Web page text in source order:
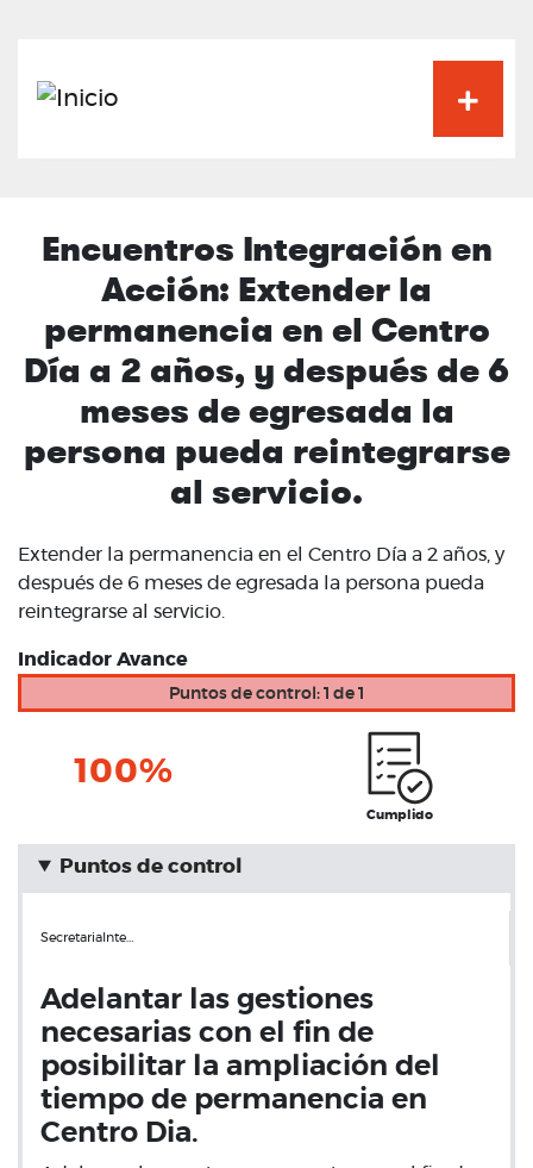
Encuentros Integración en
Acción: Extender la
permanencia en el Centro
Día a 2 años, y después de 6
meses de egresada la
persona pueda reintegrarse
al servicio.
Extender la permanencia en el Centro Día a 2 años, y
después de 6 meses de egresada la persona pueda
reintegrarse al servicio.
Indicador Avance
Puntos de control: 1 de 1
100%
Cumplido
Puntos de control
SecretariaInte…
Adelantar las gestiones
necesarias con el fin de
posibilitar la ampliación del
tiempo de permanencia en
Centro Dia.